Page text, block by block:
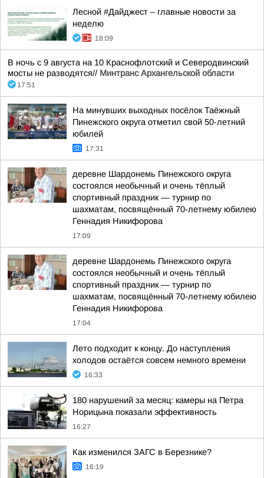
Лесной #Дайджест – главные новости за
неделю
18:09
В ночь с 9 августа на 10 Краснофлотский и Северодвинский
мосты не разводятся// Минтранс Архангельской области
17:51
На минувших выходных посёлок Таёжный
Пинежского округа отметил свой 50-летний
юбилей
17:31
деревне Шардонемь Пинежского округа
состоялся необычный и очень тёплый
спортивный праздник — турнир по
шахматам, посвящённый 70-летнему юбилею
Геннадия Никифорова
17:09
деревне Шардонемь Пинежского округа
состоялся необычный и очень тёплый
спортивный праздник — турнир по
шахматам, посвящённый 70-летнему юбилею
Геннадия Никифорова
17:04
Лето подходит к концу. До наступления
холодов остаётся совсем немного времени
16:33
180 нарушений за месяц: камеры на Петра
Норицына показали эффективность
16:27
Как изменился ЗАГС в Березнике?
16:19